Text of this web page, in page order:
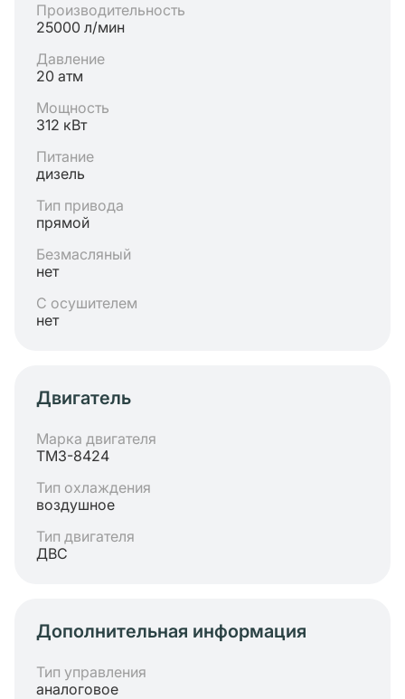
Производительность
25000 л/мин
Давление
20 атм
Мощность
312 кВт
Питание
дизель
Тип привода
прямой
Безмасляный
нет
С осушителем
нет
Двигатель
Марка двигателя
ТМЗ-8424
Тип охлаждения
воздушное
Тип двигателя
ДВС
Дополнительная информация
Тип управления
аналоговое